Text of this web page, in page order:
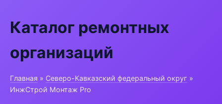
Каталог ремонтных
организаций
Главная » Северо-Кавказский федеральный округ »
ИнжСтрой Монтаж Pro